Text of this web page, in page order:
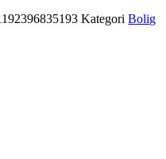
Kategori Bolig